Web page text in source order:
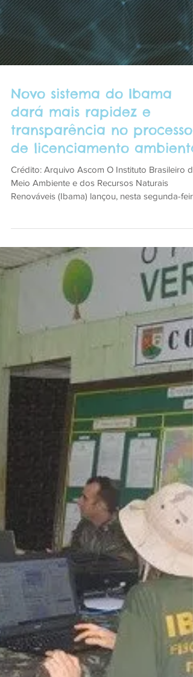
Novo sistema do Ibama
dará mais rapidez e
Crédito: Arquivo Ascom O Instituto Brasileiro do
Meio Ambiente e dos Recursos Naturais
Renováveis (Ibama) lançou, nesta segunda-